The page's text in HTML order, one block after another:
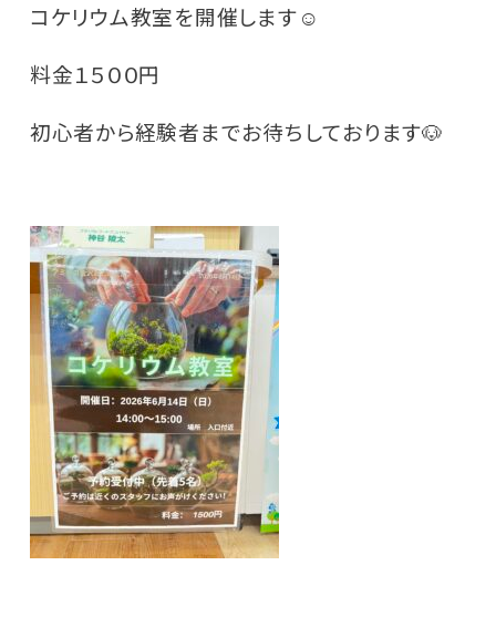
コケリウム教室を開催します☺
料金１５００円
初心者から経験者までお待ちしております🐶